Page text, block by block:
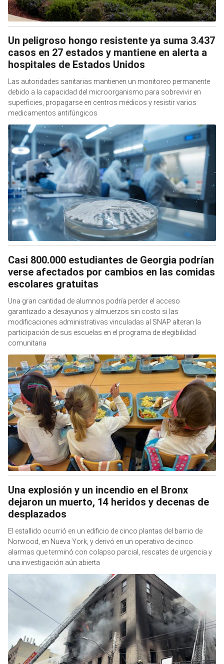
Un peligroso hongo resistente ya suma 3.437
casos en 27 estados y mantiene en alerta a
hospitales de Estados Unidos
Las autoridades sanitarias mantienen un monitoreo permanente
debido a la capacidad del microorganismo para sobrevivir en
superficies, propagarse en centros médicos y resistir varios
medicamentos antifúngicos
Casi 800.000 estudiantes de Georgia podrían
verse afectados por cambios en las comidas
escolares gratuitas
Una gran cantidad de alumnos podría perder el acceso
garantizado a desayunos y almuerzos sin costo si las
modificaciones administrativas vinculadas al SNAP alteran la
participación de sus escuelas en el programa de elegibilidad
comunitaria
Una explosión y un incendio en el Bronx
dejaron un muerto, 14 heridos y decenas de
desplazados
El estallido ocurrió en un edificio de cinco plantas del barrio de
Norwood, en Nueva York, y derivó en un operativo de cinco
alarmas que terminó con colapso parcial, rescates de urgencia y
una investigación aún abierta